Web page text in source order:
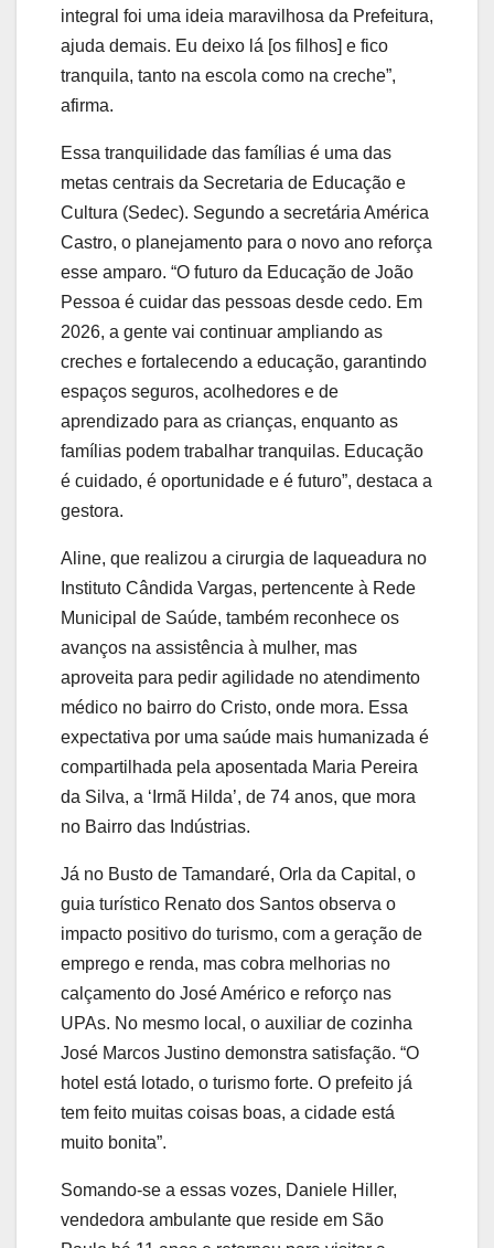
integral foi uma ideia maravilhosa da Prefeitura,
ajuda demais. Eu deixo lá [os filhos] e fico
tranquila, tanto na escola como na creche”,
afirma.
Essa tranquilidade das famílias é uma das
metas centrais da Secretaria de Educação e
Cultura (Sedec). Segundo a secretária América
Castro, o planejamento para o novo ano reforça
esse amparo. “O futuro da Educação de João
Pessoa é cuidar das pessoas desde cedo. Em
2026, a gente vai continuar ampliando as
creches e fortalecendo a educação, garantindo
espaços seguros, acolhedores e de
aprendizado para as crianças, enquanto as
famílias podem trabalhar tranquilas. Educação
é cuidado, é oportunidade e é futuro”, destaca a
gestora.
Aline, que realizou a cirurgia de laqueadura no
Instituto Cândida Vargas, pertencente à Rede
Municipal de Saúde, também reconhece os
avanços na assistência à mulher, mas
aproveita para pedir agilidade no atendimento
médico no bairro do Cristo, onde mora. Essa
expectativa por uma saúde mais humanizada é
compartilhada pela aposentada Maria Pereira
da Silva, a ‘Irmã Hilda’, de 74 anos, que mora
no Bairro das Indústrias.
Já no Busto de Tamandaré, Orla da Capital, o
guia turístico Renato dos Santos observa o
impacto positivo do turismo, com a geração de
emprego e renda, mas cobra melhorias no
calçamento do José Américo e reforço nas
UPAs. No mesmo local, o auxiliar de cozinha
José Marcos Justino demonstra satisfação. “O
hotel está lotado, o turismo forte. O prefeito já
tem feito muitas coisas boas, a cidade está
muito bonita”.
Somando-se a essas vozes, Daniele Hiller,
vendedora ambulante que reside em São